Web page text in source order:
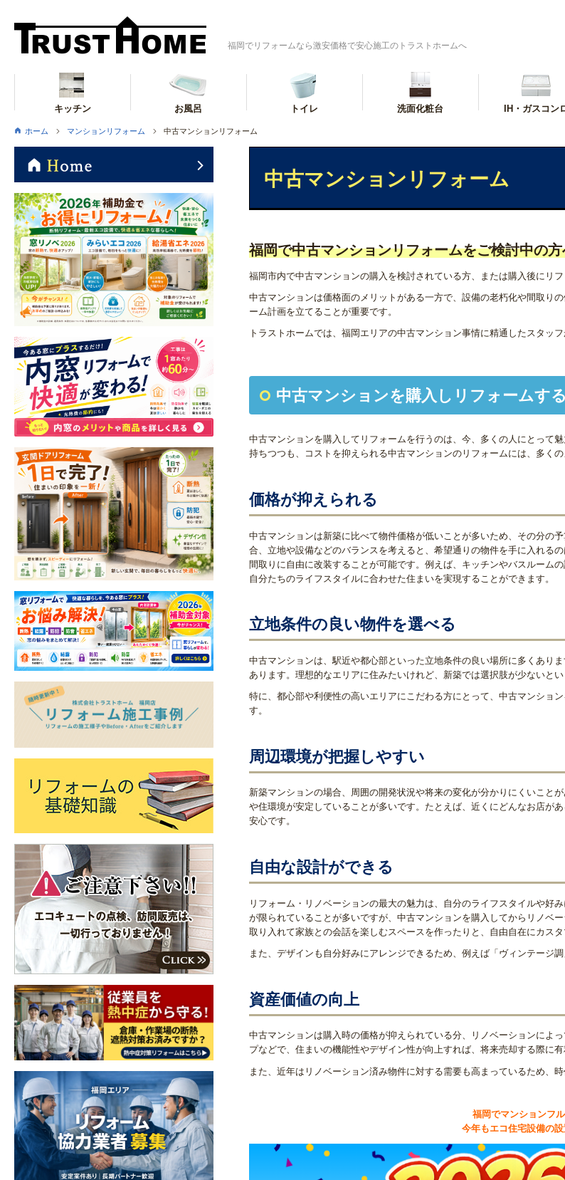
福岡でリフォームなら激安価格で安心施工のトラストホームへ
キッチン お風呂 トイレ 洗面化粧台 IH・ガスコン
ホーム マンションリフォーム 中古マンションリフォーム
中古マンションリフォーム
福岡で中古マンションリフォームをご検討中の方
福岡市内で中古マンションの購入を検討されている方、または購入後にリ
中古マンションは価格面のメリットがある一方で、設備の老朽化や間取り
ーム計画を立てることが重要です。
トラストホームでは、福岡エリアの中古マンション事情に精通したスタッ
中古マンションを購入しリフォームす
中古マンションを購入してリフォームを行うのは、今、多くの人にとって
持ちつつも、コストを抑えられる中古マンションのリフォームには、多く
価格が抑えられる
中古マンションは新築に比べて物件価格が低いことが多いため、その分の
合、立地や設備などのバランスを考えると、希望通りの物件を手に入れる
間取りに自由に改装することが可能です。例えば、キッチンやバスルーム
自分たちのライフスタイルに合わせた住まいを実現することができます。
立地条件の良い物件を選べる
中古マンションは、駅近や都心部といった立地条件の良い場所に多くあり
あります。理想的なエリアに住みたいけれど、新築では選択肢が少ないと
特に、都心部や利便性の高いエリアにこだわる方にとって、中古マンショ
す。
周辺環境が把握しやすい
新築マンションの場合、周囲の開発状況や将来の変化が分かりにくいこと
や住環境が安定していることが多いです。たとえば、近くにどんなお店が
安心です。
自由な設計ができる
リフォーム・リノベーションの最大の魅力は、自分のライフスタイルや好
が限られていることが多いですが、中古マンションを購入してからリノベ
取り入れて家族との会話を楽しむスペースを作ったりと、自由自在にカスタ
また、デザインも自分好みにアレンジできるため、例えば「ヴィンテージ
資産価値の向上
中古マンションは購入時の価格が抑えられている分、リノベーションによ
プなどで、住まいの機能性やデザイン性が向上すれば、将来売却する際に有
また、近年はリノベーション済み物件に対する需要も高まっているため、
福岡でマンションフ
今年もエコ住宅設備の